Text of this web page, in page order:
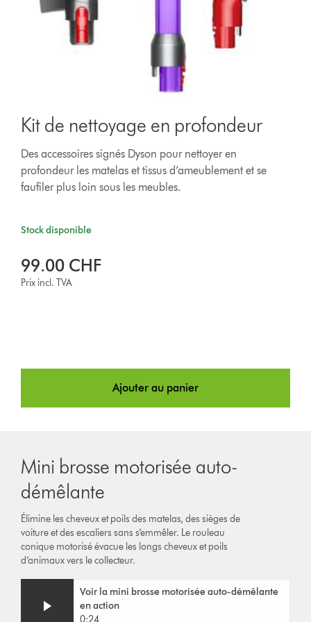
Kit de nettoyage en profondeur
Des accessoires signés Dyson pour nettoyer en
profondeur les matelas et tissus d’ameublement et se
faufiler plus loin sous les meubles.
Stock disponible
99.00 CHF
Prix incl. TVA
Ajouter au panier
Mini brosse motorisée auto-
démêlante
Élimine les cheveux et poils des matelas, des sièges de
voiture et des escaliers sans s’emmêler. Le rouleau
conique motorisé évacue les longs cheveux et poils
d’animaux vers le collecteur.
Transcript
transcription
Voir la mini brosse motorisée auto-démêlante
en action
0:24